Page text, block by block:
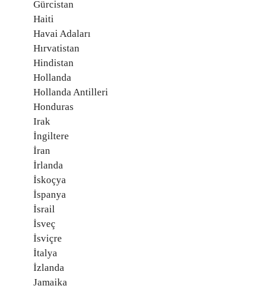
Gürcistan
Haiti
Havai Adaları
Hırvatistan
Hindistan
Hollanda
Hollanda Antilleri
Honduras
Irak
İngiltere
İran
İrlanda
İskoçya
İspanya
İsrail
İsveç
İsviçre
İtalya
İzlanda
Jamaika